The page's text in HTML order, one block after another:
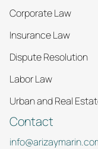
Corporate Law
Insurance Law
Dispute Resolution
Labor Law
Urban and Real
Contact